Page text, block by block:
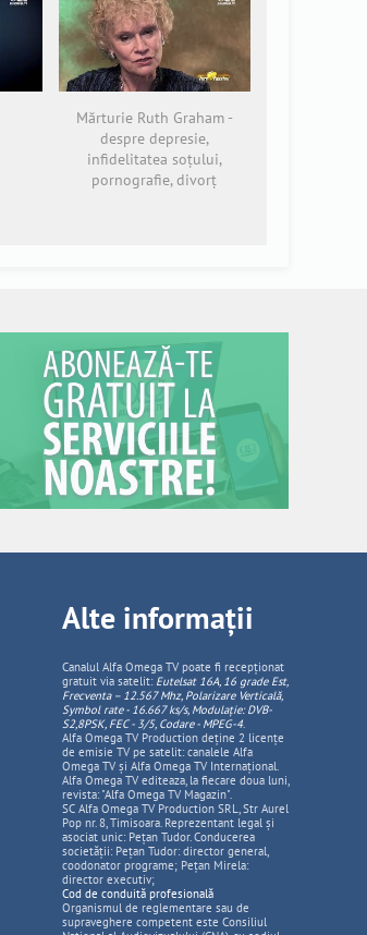
Mărturie Ruth Graham -
despre depresie,
infidelitatea soțului,
pornografie, divorț
Alte informații
Canalul Alfa Omega TV poate fi recepționat
gratuit via satelit: Eutelsat 16A, 16 grade Est,
Frecventa – 12.567 Mhz, PolarizareVerticală,
Symbol rate - 16.667 ks/s, Modulație: DVB-
S2,8PSK, FEC - 3/5, Codare - MPEG-4.
Alfa Omega TV Production deține 2 licențe
de emisie TV pe satelit: canalele Alfa
Omega TV și Alfa Omega TV Internațional.
Alfa Omega TV editeaza, la fiecare doua luni,
revista: "Alfa Omega TV Magazin".
SC Alfa Omega TV Production SRL, Str Aurel
Pop nr. 8, Timisoara. Reprezentant legal și
asociat unic: Pețan Tudor. Conducerea
societății: Pețan Tudor: director general,
coodonator programe; Pețan Mirela:
director executiv;
Cod de conduită profesională
Organismul de reglementare sau de
supraveghere competent este Consiliul